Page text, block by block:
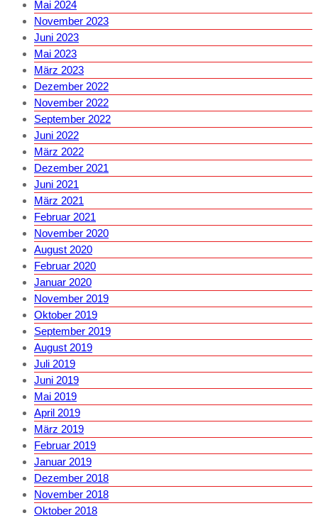
Mai 2024
November 2023
Juni 2023
Mai 2023
März 2023
Dezember 2022
November 2022
September 2022
Juni 2022
März 2022
Dezember 2021
Juni 2021
März 2021
Februar 2021
November 2020
August 2020
Februar 2020
Januar 2020
November 2019
Oktober 2019
September 2019
August 2019
Juli 2019
Juni 2019
Mai 2019
April 2019
März 2019
Februar 2019
Januar 2019
Dezember 2018
November 2018
Oktober 2018